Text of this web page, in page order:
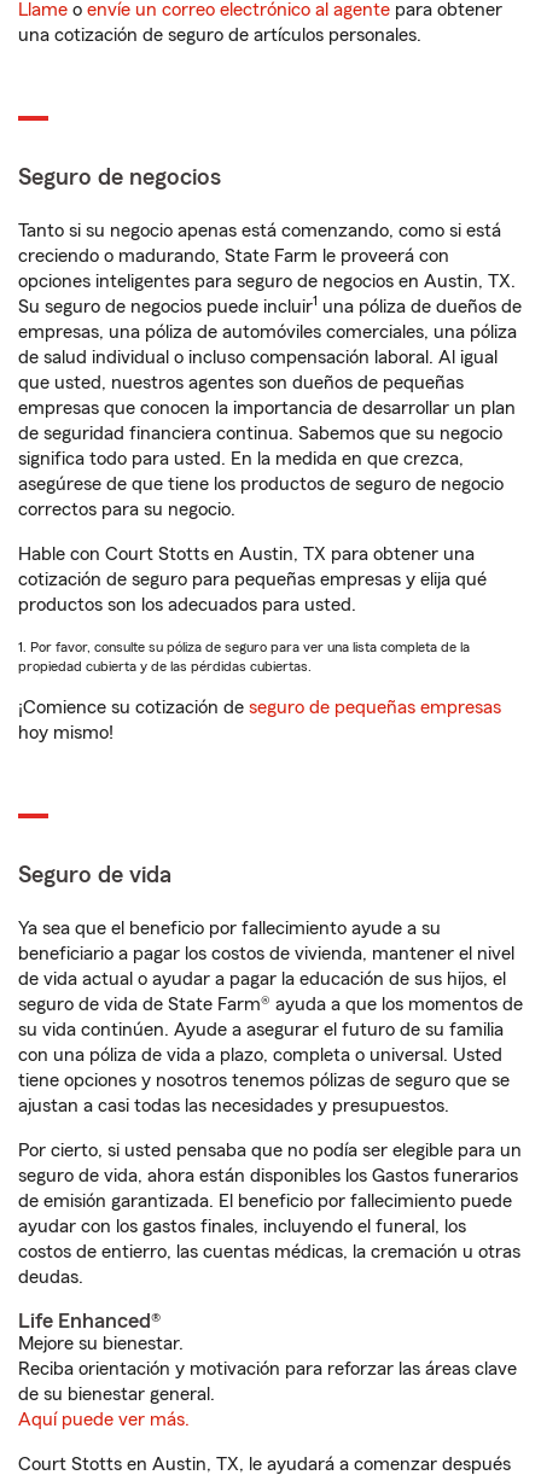
Llame o envíe un correo electrónico al agente para obtener
una cotización de seguro de artículos personales.
Seguro de negocios
Tanto si su negocio apenas está comenzando, como si está
creciendo o madurando, State Farm le proveerá con
opciones inteligentes para seguro de negocios en Austin, TX.
Su seguro de negocios puede incluir1 una póliza de dueños de
empresas, una póliza de automóviles comerciales, una póliza
de salud individual o incluso compensación laboral. Al igual
que usted, nuestros agentes son dueños de pequeñas
empresas que conocen la importancia de desarrollar un plan
de seguridad financiera continua. Sabemos que su negocio
significa todo para usted. En la medida en que crezca,
asegúrese de que tiene los productos de seguro de negocio
correctos para su negocio.
Hable con Court Stotts en Austin, TX para obtener una
cotización de seguro para pequeñas empresas y elija qué
productos son los adecuados para usted.
1. Por favor, consulte su póliza de seguro para ver una lista completa de la
propiedad cubierta y de las pérdidas cubiertas.
¡Comience su cotización de seguro de pequeñas empresas
hoy mismo!
Seguro de vida
Ya sea que el beneficio por fallecimiento ayude a su
beneficiario a pagar los costos de vivienda, mantener el nivel
de vida actual o ayudar a pagar la educación de sus hijos, el
seguro de vida de State Farm® ayuda a que los momentos de
su vida continúen. Ayude a asegurar el futuro de su familia
con una póliza de vida a plazo, completa o universal. Usted
tiene opciones y nosotros tenemos pólizas de seguro que se
ajustan a casi todas las necesidades y presupuestos.
Por cierto, si usted pensaba que no podía ser elegible para un
seguro de vida, ahora están disponibles los Gastos funerarios
de emisión garantizada. El beneficio por fallecimiento puede
ayudar con los gastos finales, incluyendo el funeral, los
costos de entierro, las cuentas médicas, la cremación u otras
deudas.
Life Enhanced®
Mejore su bienestar.
Reciba orientación y motivación para reforzar las áreas clave
de su bienestar general.
Aquí puede ver más.
Court Stotts en Austin, TX, le ayudará a comenzar después